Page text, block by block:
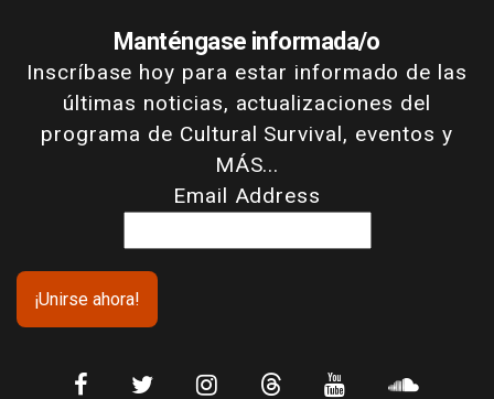
Manténgase informada/o
Inscríbase hoy para estar informado de las
últimas noticias, actualizaciones del
programa de Cultural Survival, eventos y
MÁS...
Email Address